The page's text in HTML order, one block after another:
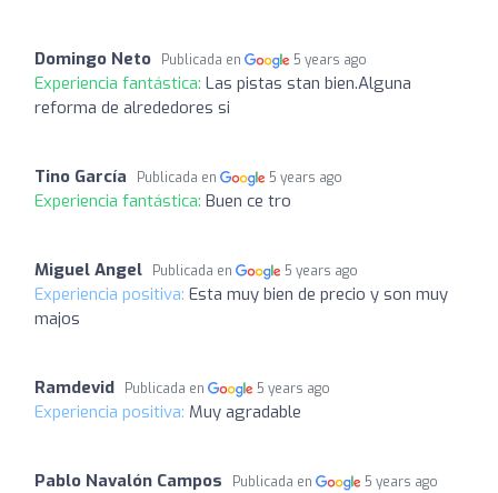
Domingo Neto Publicada en 5 years ago
Experiencia fantástica: Las pistas stan bien.Alguna
reforma de alrededores si
Tino García Publicada en 5 years ago
Experiencia fantástica: Buen ce tro
Miguel Angel Publicada en 5 years ago
Experiencia positiva: Esta muy bien de precio y son muy
majos
Ramdevid Publicada en 5 years ago
Experiencia positiva: Muy agradable
Pablo Navalón Campos Publicada en 5 years ago